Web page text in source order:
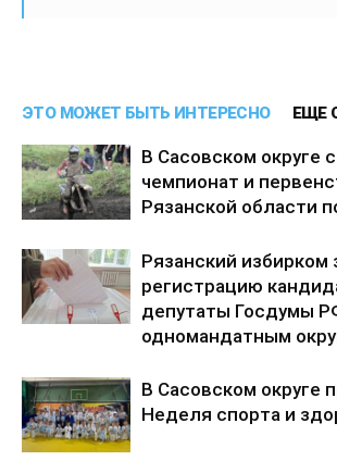
ЭТО МОЖЕТ БЫТЬ ИНТЕРЕСНО ЕЩЕ
В Сасовском округе
чемпионат и
Рязанской области
Рязанский избирком
регистрацию
депутаты Госдумы
одномандатным
В Сасовском округе
Неделя спорта и